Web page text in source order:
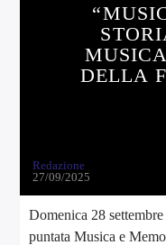
DELLA
Redazione
27/09/2025
Domenica 28
puntata Musica e